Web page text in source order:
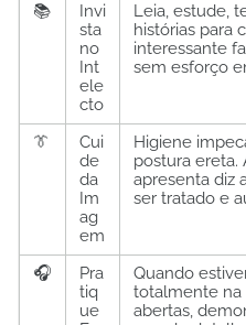
📚
Invi
sta
no
Int
ele
cto
Leia, estude,
histórias para
interessante
sem esforço
👔
Cui
de
da
Im
ag
em
Higiene
postura ereta.
apresenta diz
ser tratado e
🎧
Pra
tiq
ue
Quando
totalmente na
abertas,